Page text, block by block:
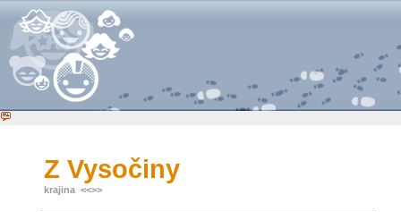
Z Vysočiny
krajina <<>>